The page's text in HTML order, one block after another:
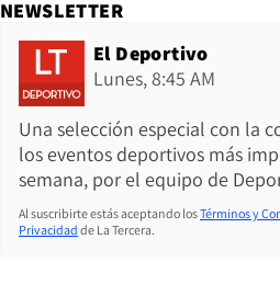
NEWSLETTER
El Deportivo
Lunes, 8:45 AM
Una selección especial con la
los eventos deportivos más
semana, por el equipo de
Al suscribirte estás aceptando losTérminos y
Privacidad de La Tercera.